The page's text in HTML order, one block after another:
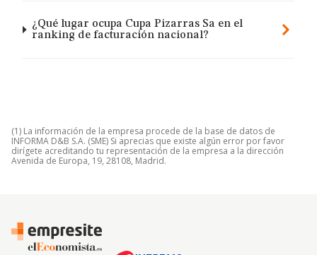
¿Qué lugar ocupa Cupa Pizarras Sa en el
ranking de facturación nacional?
(1) La información de la empresa procede de la base de datos de
INFORMA D&B S.A. (SME) Si aprecias que existe algún error por favor
dirígete acreditando tu representación de la empresa a la dirección
Avenida de Europa, 19, 28108, Madrid.